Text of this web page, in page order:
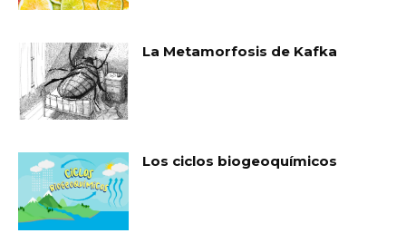
La Metamorfosis de Kafka
Los ciclos biogeoquímicos